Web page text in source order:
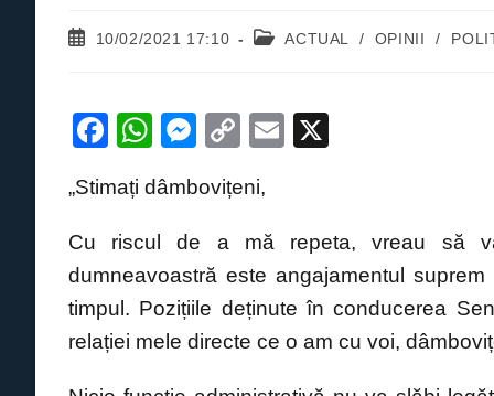
Post10/02/2021 17:10
PostACTUAL / OPINII /
F
c
e
b
o
o
W
at
s
A
p
p
M
ss
e
n
g
er
C
p
y
Li
n
k
E
„Stimați dâmbovițeni,
​Cu riscul de a mă repeta, vreau să
dumneavoastră este angajamentul
timpul. Pozițiile deținute în conducerea
relației mele directe ce o am cu voi,